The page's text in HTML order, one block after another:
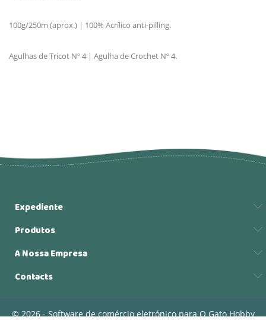
100g/250m (aprox.) | 100% Acrílico anti-pilling.
Agulhas de Tricot Nº 4 | Agulha de Crochet Nº 4.
Expediente
Produtos
A Nossa Empresa
Contacts
© 2026 - Software de comércio eletrónico para O Gato Hobby